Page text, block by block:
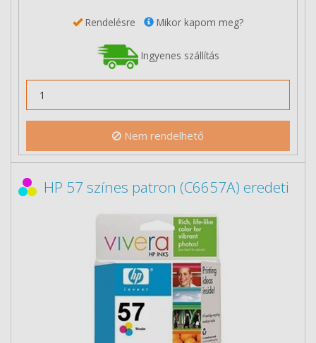
Rendelésre Mikor kapom meg?
Ingyenes szállítás
Nem rendelhető
HP 57 színes patron (C6657A) eredeti